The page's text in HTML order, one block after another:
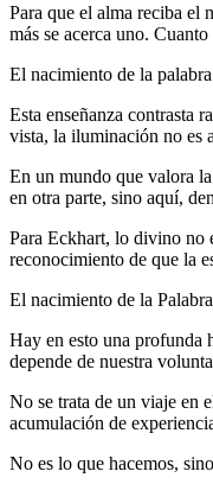
Para que el alma reciba el
más se acerca uno.
El nacimiento de la palabra
Esta enseñanza contrasta
vista, la iluminación no es
En un mundo que valora
en otra parte, sino aquí,
Para Eckhart, lo divino no
reconocimiento de que la
El nacimiento de la
Hay en esto una profunda
depende de nuestra
No se trata de un viaje en
acumulación de
No es lo que hacemos,